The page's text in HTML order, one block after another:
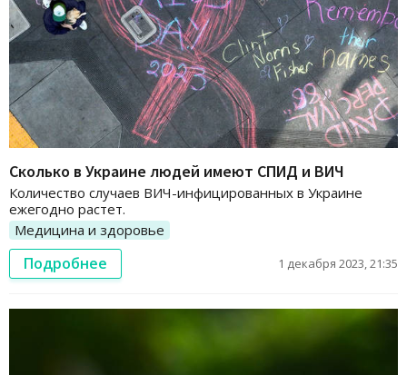
Сколько в Украине людей имеют СПИД и ВИЧ
Количество случаев ВИЧ-инфицированных в Украине
ежегодно растет.
Медицина и здоровье
Подробнее 1 декабря 2023, 21:35